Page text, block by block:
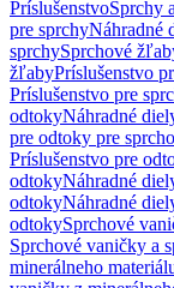
PríslušenstvoSprchy
pre sprchyNáhradné
sprchySprchové
žľabyPríslušenstvo
Príslušenstvo pre
odtokyNáhradné
pre odtoky pre
Príslušenstvo pre
odtokyNáhradné
odtokyNáhradné
odtokySprchové
Sprchové vaničky a
minerálneho